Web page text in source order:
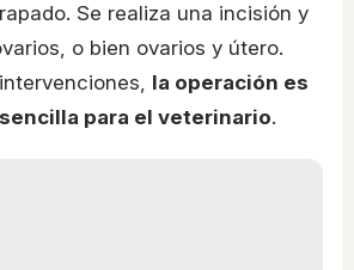
Se realiza una incisión y
o bien ovarios y útero.
la operación es
para el veterinario.